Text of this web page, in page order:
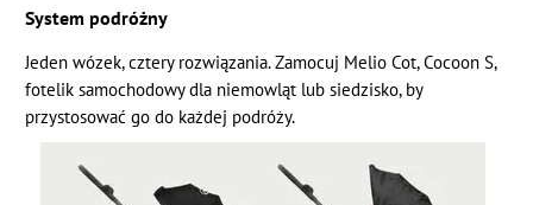
System podróżny
Jeden wózek, cztery rozwiązania. Zamocuj Melio Cot, Cocoon S,
fotelik samochodowy dla niemowląt lub siedzisko, by
przystosować go do każdej podróży.